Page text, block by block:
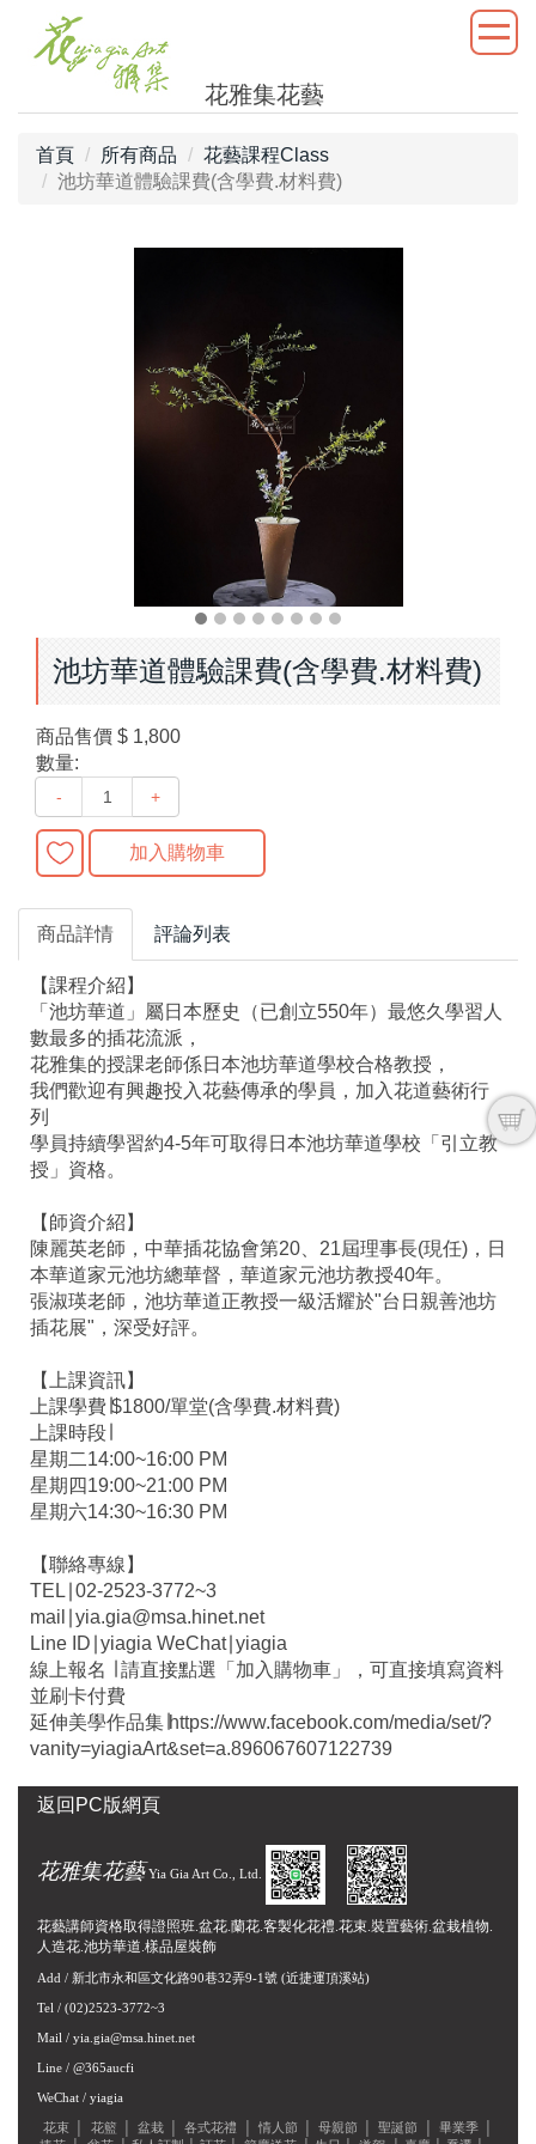
花雅集花藝
首頁 所有商品
花藝課程Class
池坊華道體驗課費(含學費.材料費)
池坊華道體驗課費(含學費.材料費)
商品售價 $ 1,800
數量:
- +
加入購物車
商品詳情 評論列表
【課程介紹】
「池坊華道」屬日本歷史（已創立550年）最悠久學習人
數最多的插花流派，
花雅集的授課老師係日本池坊華道學校合格教授，
我們歡迎有興趣投入花藝傳承的學員，加入花道藝術行
列
學員持續學習約4-5年可取得日本池坊華道學校「引立教
授」資格。
【師資介紹】
陳麗英老師，中華插花協會第20、21屆理事長(現任)，日
本華道家元池坊總華督，華道家元池坊教授40年。
張淑瑛老師，池坊華道正教授一級活耀於"台日親善池坊
插花展"，深受好評。
【上課資訊】
上課學費∣$1800/單堂(含學費.材料費)
上課時段∣
星期二14:00~16:00 PM
星期四19:00~21:00 PM
星期六14:30~16:30 PM
【聯絡專線】
TEL∣02-2523-3772~3
mail∣yia.gia@msa.hinet.net
Line ID∣yiagia WeChat∣yiagia
線上報名 ∣ 請直接點選「加入購物車」，可直接填寫資料
並刷卡付費
延伸美學作品集∣https://www.facebook.com/media/set/?
vanity=yiagiaArt&set=a.896067607122739
返回PC版網頁
花雅集花藝Yia Gia Art Co., Ltd.
花藝講師資格取得證照班.盆花.蘭花.客製化花禮.花束.裝置藝術.盆栽植物.
人造花.池坊華道.樣品屋裝飾
Add / 新北市永和區文化路90巷32弄9-1號 (近捷運頂溪站)
Tel / (02)2523-3772~3
Mail / yia.gia@msa.hinet.net
Line / @365aucfi
WeChat / yiagia
花束 花籃 盆栽 各式花禮 情人節 母親節 聖誕節 畢業季